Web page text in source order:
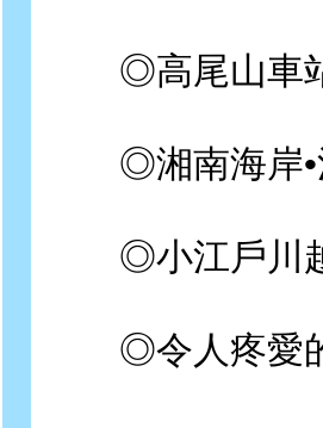
◎高尾山車
◎湘南海岸•
◎小江戶川
◎令人疼愛的